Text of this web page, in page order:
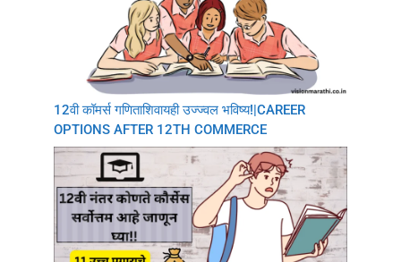
12वी कॉमर्स गणिताशिवायही उज्ज्वल भविष्य!|CAREER
OPTIONS AFTER 12TH COMMERCE